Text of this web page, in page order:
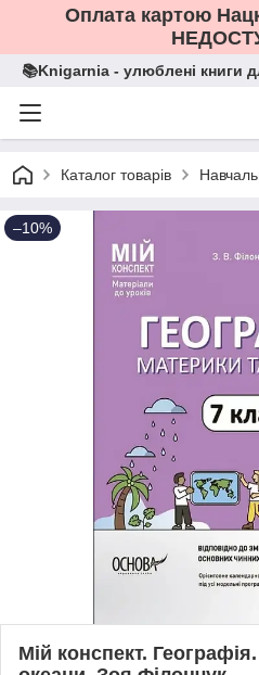
Оплата картою
📚Knigarnia - улюблені книги
Каталог товарів
–10%
Мій конспект.